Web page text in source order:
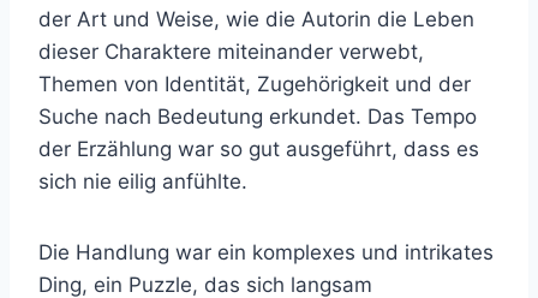
der Art und Weise, wie die Autorin die Leben
dieser Charaktere miteinander verwebt,
Themen von Identität, Zugehörigkeit und der
Suche nach Bedeutung erkundet. Das Tempo
der Erzählung war so gut ausgeführt, dass es
sich nie eilig anfühlte.
Die Handlung war ein komplexes und intrikates
Ding, ein Puzzle, das sich langsam